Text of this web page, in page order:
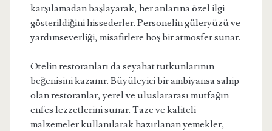
karşılamadan başlayarak, her anlarına özel ilgi
gösterildiğini hissederler. Personelin güleryüzü ve
yardımseverliği, misafirlere hoş bir atmosfer sunar.
Otelin restoranları da seyahat tutkunlarının
beğenisini kazanır. Büyüleyici bir ambiyansa sahip
olan restoranlar, yerel ve uluslararası mutfağın
enfes lezzetlerini sunar. Taze ve kaliteli
malzemeler kullanılarak hazırlanan yemekler,